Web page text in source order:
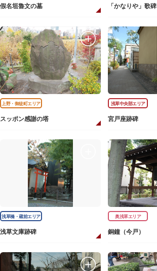
假名垣魯文の墓 「かなりや」歌碑
上野・御徒町エリア
スッポン感謝の塔
浅草中央部エリア
宮戸座跡碑
浅草橋・蔵前エリア
浅草文庫跡碑
奥浅草エリア
銅鐘（今戸）